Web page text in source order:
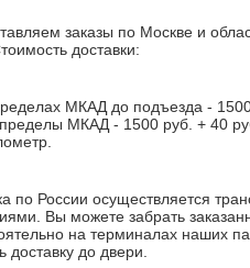
заказы по Москве и
доставки:
МКАД до подъезда -
МКАД - 1500 руб. + 40
по России осуществляется
Вы можете забрать
на терминалах наших
доставку до двери.